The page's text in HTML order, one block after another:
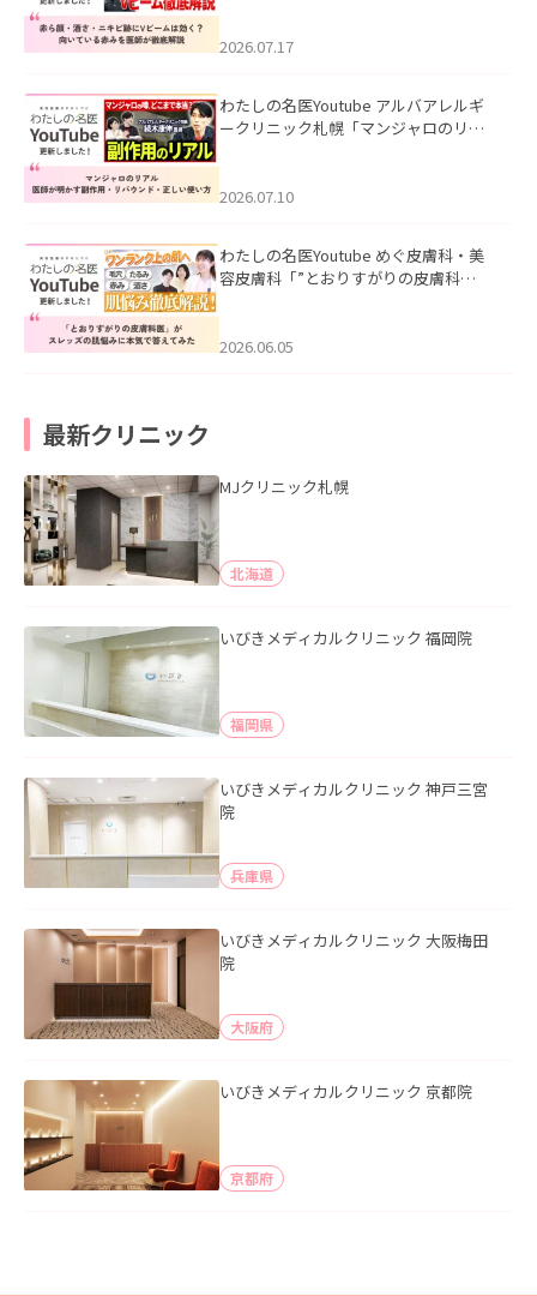
した。
2026.07.17
わたしの名医Youtube アルバアレルギ
ークリニック札幌「マンジャロのリア
た。
2026.07.10
わたしの名医Youtube めぐ皮膚科・美
容皮膚科「”とおりすがりの皮膚科
2026.06.05
最新クリニック
MJクリニック札幌
北海道
いびきメディカルクリニック 福岡院
福岡県
いびきメディカルクリニック 神戸三宮
院
兵庫県
いびきメディカルクリニック 大阪梅田
院
大阪府
いびきメディカルクリニック 京都院
京都府